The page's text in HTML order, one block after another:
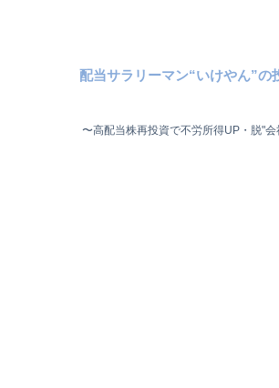
配当サラリーマン“いけやん”の
〜高配当株再投資で不労所得UP・脱"会